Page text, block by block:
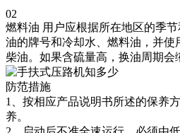
02
燃料油 用户应根据所在地区的季
油的牌号和冷却水、燃料油，并使
柴油。如果含硫量高，换油周期会
防范措施
1、按相应产品说明书所述的保养
养。